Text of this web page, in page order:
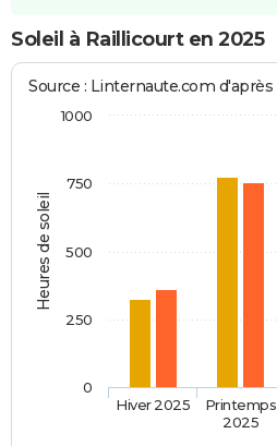
Soleil à Raillicourt en 2025
Heures de soleil
Source : Linternaute.com
Hiver 2025
Printemps
2025
0
1000
250
500
750